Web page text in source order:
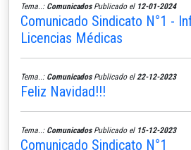
Tema..: ComunicadosPublicado el 12-01-2024
Comunicado Sindicato N°1 -
Licencias Médicas
Tema..: ComunicadosPublicado el 22-12-2023
Feliz Navidad!!!
Tema..: ComunicadosPublicado el 15-12-2023
Comunicado Sindicato N°1